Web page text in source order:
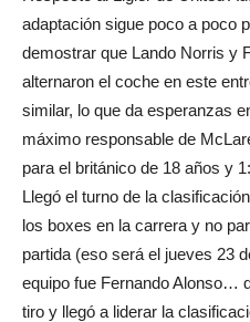
adaptación sigue poco a poco
demostrar que Lando Norris y
alternaron el coche en este
similar, lo que da esperanzas
máximo responsable de
para el británico de 18 años y
Llegó el turno de la
los boxes en la carrera y no
partida (eso será el jueves 23
equipo fue Fernando Alonso…
tiro y llegó a liderar la